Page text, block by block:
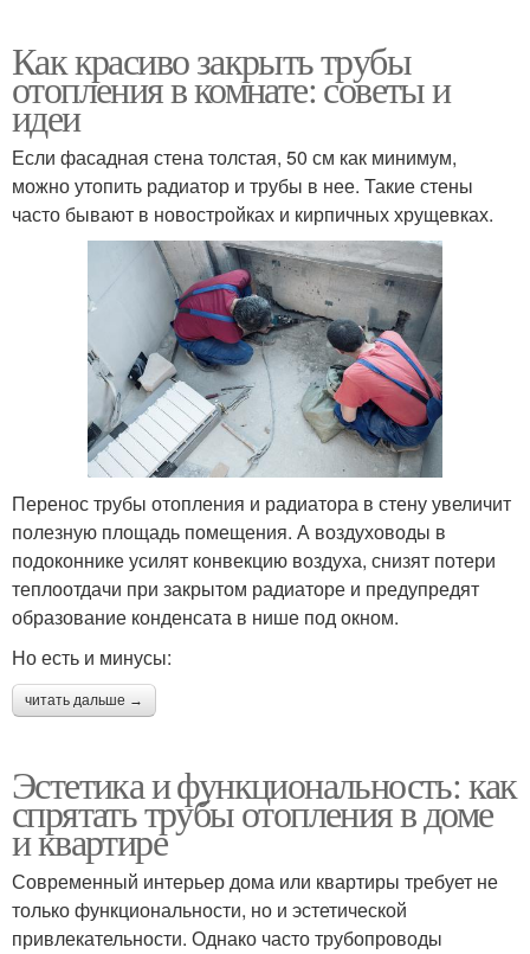
Как красиво закрыть трубы
отопления в комнате: советы и
идеи
Если фасадная стена толстая, 50 см как минимум,
можно утопить радиатор и трубы в нее. Такие стены
часто бывают в новостройках и кирпичных хрущевках.
Перенос трубы отопления и радиатора в стену увеличит
полезную площадь помещения. А воздуховоды в
подоконнике усилят конвекцию воздуха, снизят потери
теплоотдачи при закрытом радиаторе и предупредят
образование конденсата в нише под окном.
Но есть и минусы:
читать дальше →
Эстетика и функциональность: как
спрятать трубы отопления в доме
и квартире
Современный интерьер дома или квартиры требует не
только функциональности, но и эстетической
привлекательности. Однако часто трубопроводы